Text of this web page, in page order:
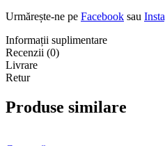
Urmărește-ne pe Facebook sau
Informații suplimentare
Recenzii (0)
Livrare
Retur
Produse similare